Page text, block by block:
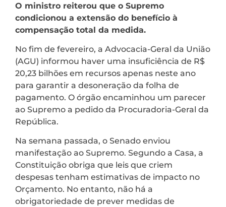
O ministro reiterou que o Supremo
condicionou a extensão do benefício à
compensação total da medida.
No fim de fevereiro, a Advocacia-Geral da União
(AGU) informou haver uma insuficiência de R$
20,23 bilhões em recursos apenas neste ano
para garantir a desoneração da folha de
pagamento. O órgão encaminhou um parecer
ao Supremo a pedido da Procuradoria-Geral da
República.
Na semana passada, o Senado enviou
manifestação ao Supremo. Segundo a Casa, a
Constituição obriga que leis que criem
despesas tenham estimativas de impacto no
Orçamento. No entanto, não há a
obrigatoriedade de prever medidas de